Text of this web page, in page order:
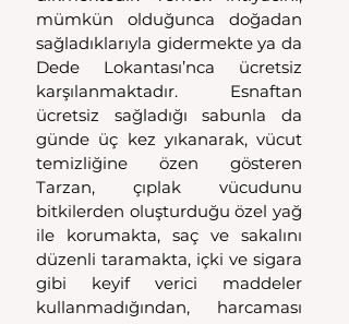
mümkün olduğunca doğadan
sağladıklarıyla gidermekte ya da
Dede Lokantası’nca ücretsiz
karşılanmaktadır. Esnaftan
ücretsiz sağladığı sabunla da
günde üç kez yıkanarak, vücut
temizliğine özen gösteren
Tarzan, çıplak vücudunu
bitkilerden oluşturduğu özel yağ
ile korumakta, saç ve sakalını
düzenli taramakta, içki ve sigara
gibi keyif verici maddeler
kullanmadığından, harcaması